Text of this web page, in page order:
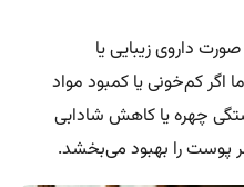
داروی زیبایی یا
کم‌خونی یا کمبود مواد
چهره یا کاهش شادابی
پوست را بهبود می‌بخشد.